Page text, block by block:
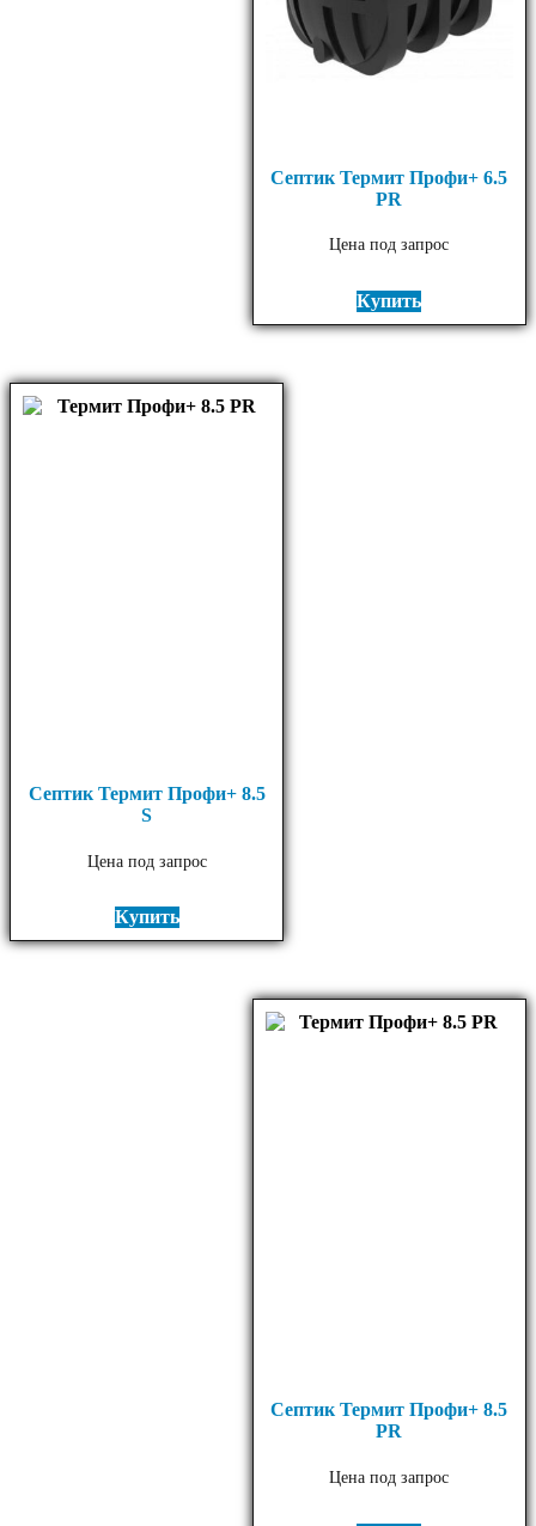
Септик Термит Профи+ 6.5
PR
Цена под запрос
Купить
Септик Термит Профи+ 8.5
S
Цена под запрос
Купить
Септик Термит Профи+ 8.5
PR
Цена под запрос